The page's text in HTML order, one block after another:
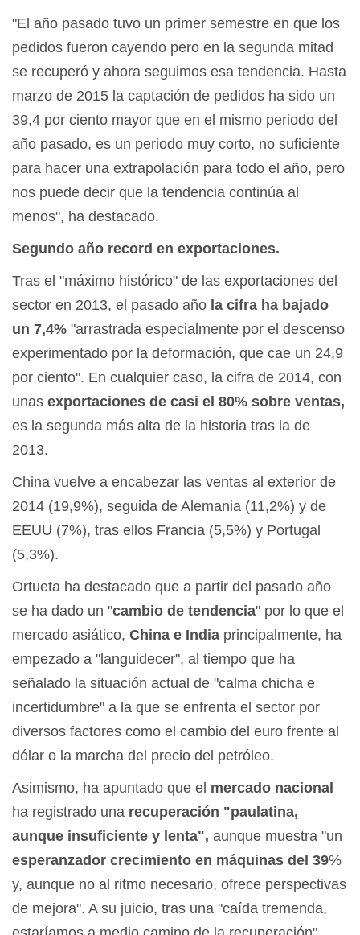
"El año pasado tuvo un primer semestre en que los
pedidos fueron cayendo pero en la segunda mitad
se recuperó y ahora seguimos esa tendencia. Hasta
marzo de 2015 la captación de pedidos ha sido un
39,4 por ciento mayor que en el mismo periodo del
año pasado, es un periodo muy corto, no suficiente
para hacer una extrapolación para todo el año, pero
nos puede decir que la tendencia continúa al
menos", ha destacado.
Segundo año record en exportaciones.
Tras el "máximo histórico" de las exportaciones del
sector en 2013, el pasado año la cifra ha bajado
un 7,4% "arrastrada especialmente por el descenso
experimentado por la deformación, que cae un 24,9
por ciento". En cualquier caso, la cifra de 2014, con
unas exportaciones de casi el 80% sobre ventas,
es la segunda más alta de la historia tras la de
2013.
China vuelve a encabezar las ventas al exterior de
2014 (19,9%), seguida de Alemania (11,2%) y de
EEUU (7%), tras ellos Francia (5,5%) y Portugal
(5,3%).
Ortueta ha destacado que a partir del pasado año
se ha dado un "cambio de tendencia" por lo que el
mercado asiático, China e India principalmente, ha
empezado a "languidecer", al tiempo que ha
señalado la situación actual de "calma chicha e
incertidumbre" a la que se enfrenta el sector por
diversos factores como el cambio del euro frente al
dólar o la marcha del precio del petróleo.
Asimismo, ha apuntado que el mercado nacional
ha registrado una recuperación "paulatina,
aunque insuficiente y lenta", aunque muestra "un
esperanzador crecimiento en máquinas del 39%
y, aunque no al ritmo necesario, ofrece perspectivas
de mejora". A su juicio, tras una "caída tremenda,